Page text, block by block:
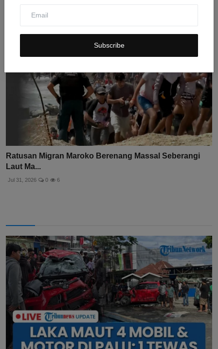
Subscribe
Ratusan Migran Maroko Berenang Massal Seberangi
Laut Ma...
Jul 31, 2026 0 6